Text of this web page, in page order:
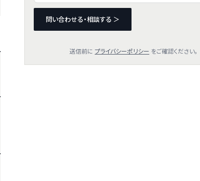
問い合わせる・相談する ＞
送信前に プライバシーポリシー をご確認ください。